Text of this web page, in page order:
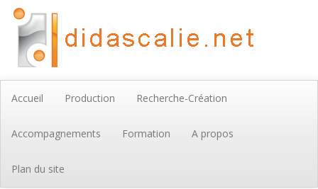
Accueil Production Recherche-Création
Accompagnements Formation A propos
Plan du site